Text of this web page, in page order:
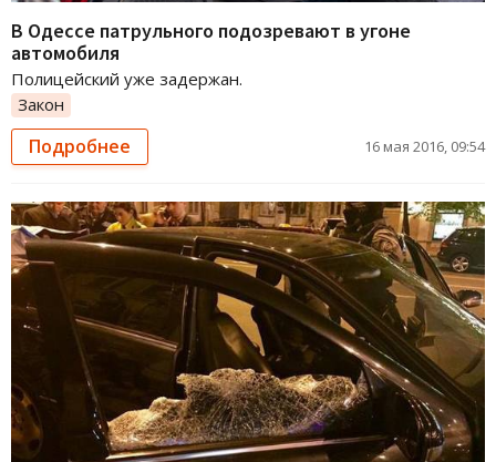
В Одессе патрульного подозревают в угоне
автомобиля
Полицейский уже задержан.
Закон
Подробнее 16 мая 2016, 09:54